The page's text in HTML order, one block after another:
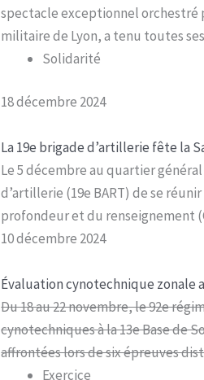
spectacle exceptionnel orchestré
militaire de Lyon, a tenu toutes
Solidarité
18 décembre 2024
La 19e brigade d’artillerie fête la
Le 5 décembre au quartier
d’artillerie (19e BART) de se
profondeur et du renseignement
10 décembre 2024
Évaluation cynotechnique zonale
Du 18 au 22 novembre, le 92e
cynotechniques à la 13e Base de
affrontées lors de six épreuves
Exercice